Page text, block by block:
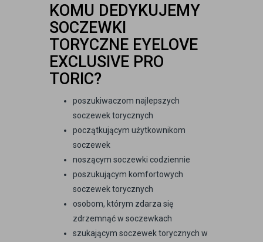
KOMU DEDYKUJEMY
SOCZEWKI
TORYCZNE EYELOVE
EXCLUSIVE PRO
TORIC?
poszukiwaczom najlepszych
soczewek torycznych
początkującym użytkownikom
soczewek
noszącym soczewki codziennie
poszukującym komfortowych
soczewek torycznych
osobom, którym zdarza się
zdrzemnąć w soczewkach
szukającym soczewek torycznych w